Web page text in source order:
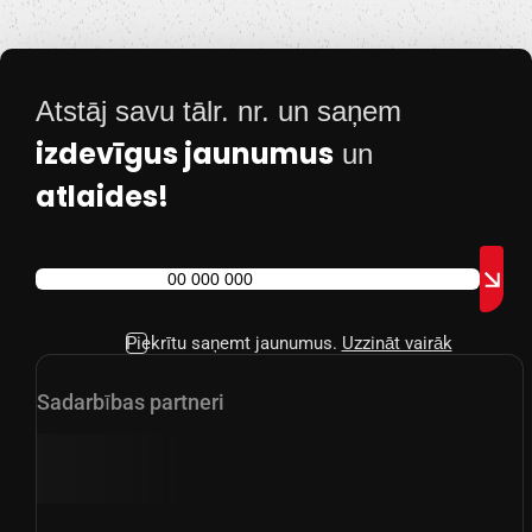
Atstāj savu tālr. nr. un saņem
izdevīgus jaunumus un
atlaides!
Piekrītu saņemt jaunumus. Uzzināt vairāk
Sadarbības partneri